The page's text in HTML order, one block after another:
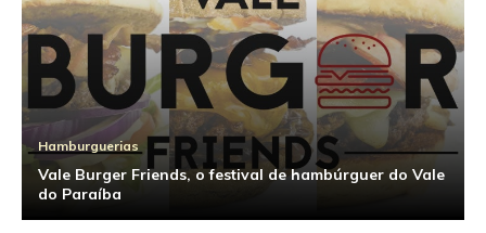
Hamburguerias
Vale Burger Friends, o festival de hambúrguer do Vale
do Paraíba